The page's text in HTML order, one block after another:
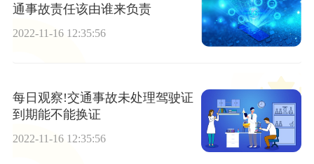
通事故责任该由谁来负责
2022-11-16 12:35:56
每日观察!交通事故未处理驾驶证
到期能不能换证
2022-11-16 12:35:56